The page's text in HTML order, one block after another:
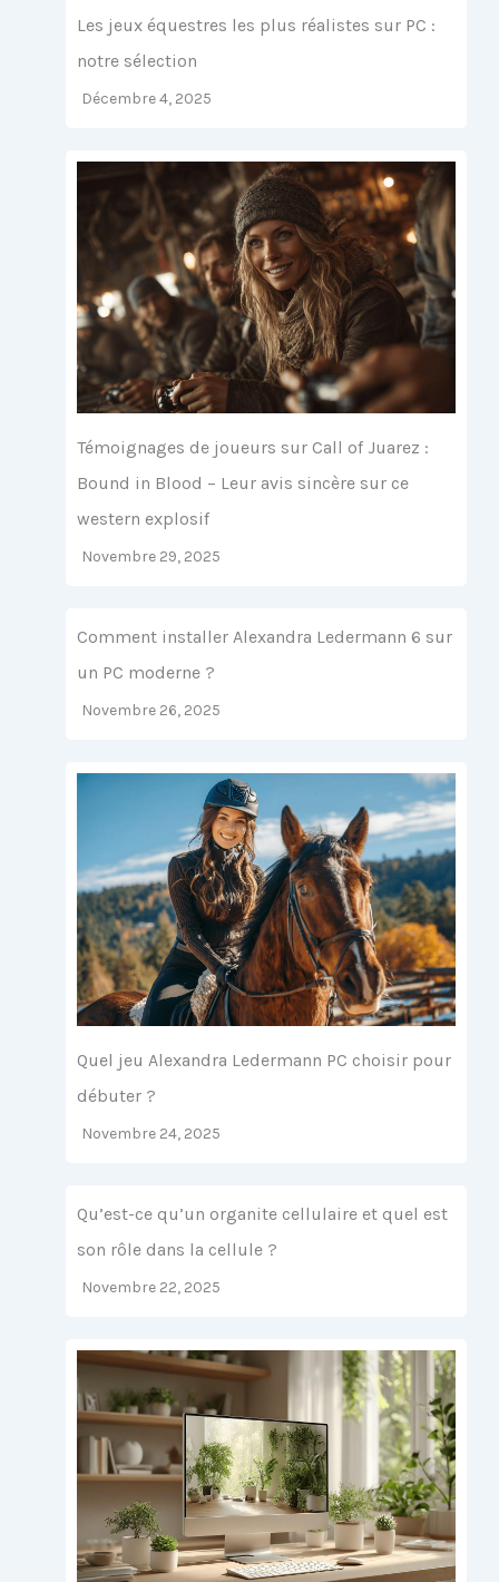
Les jeux équestres les plus réalistes sur PC :
notre sélection
Décembre 4, 2025
Témoignages de joueurs sur Call of Juarez :
Bound in Blood – Leur avis sincère sur ce
western explosif
Novembre 29, 2025
Comment installer Alexandra Ledermann 6 sur
un PC moderne ?
Novembre 26, 2025
Quel jeu Alexandra Ledermann PC choisir pour
débuter ?
Novembre 24, 2025
Qu’est-ce qu’un organite cellulaire et quel est
son rôle dans la cellule ?
Novembre 22, 2025